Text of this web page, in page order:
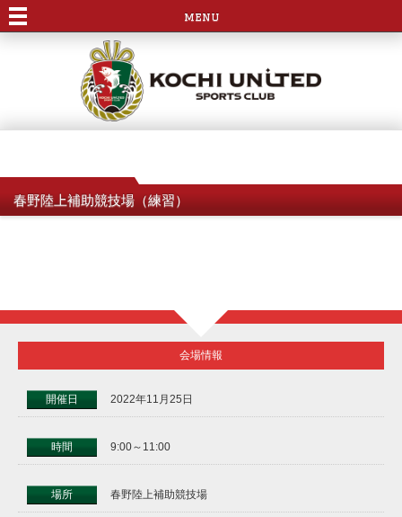
menu
春野陸上補助競技場（練習）
会場情報
開催日 2022年11月25日
時間 9:00～11:00
場所 春野陸上補助競技場